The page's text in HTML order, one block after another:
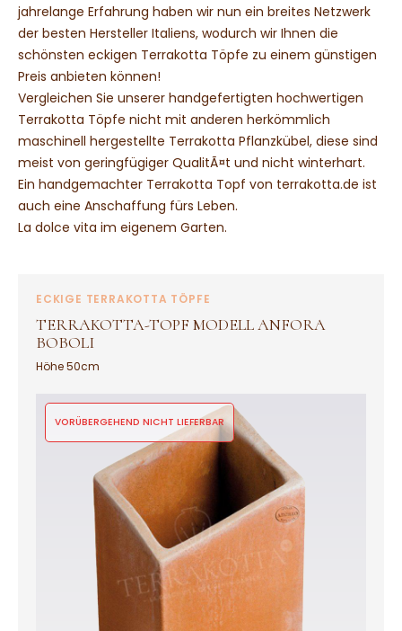
jahrelange Erfahrung haben wir nun ein breites Netzwerk
der besten Hersteller Italiens, wodurch wir Ihnen die
schönsten eckigen Terrakotta Töpfe zu einem günstigen
Preis anbieten können!
Vergleichen Sie unserer handgefertigten hochwertigen
Terrakotta Töpfe nicht mit anderen herkömmlich
maschinell hergestellte Terrakotta Pflanzkübel, diese sind
meist von geringfügiger QualitÃ¤t und nicht winterhart.
Ein handgemachter Terrakotta Topf von terrakotta.de ist
auch eine Anschaffung fürs Leben.
La dolce vita im eigenem Garten.
ECKIGE TERRAKOTTA TÖPFE
TERRAKOTTA-TOPF MODELL ANFORA
BOBOLI
Höhe 50cm
VORÜBERGEHEND NICHT LIEFERBAR